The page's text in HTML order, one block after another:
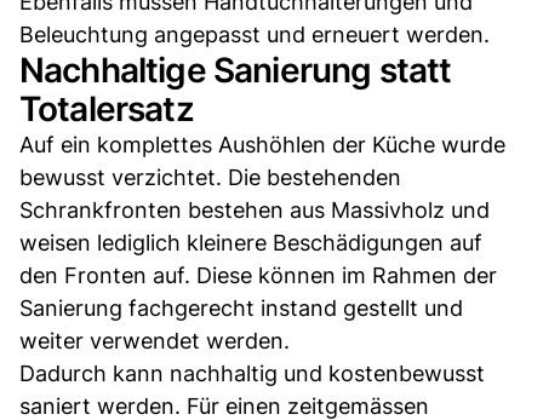
Beleuchtung angepasst und erneuert werden.
Nachhaltige Sanierung statt
Totalersatz
Auf ein komplettes Aushöhlen der Küche wurde
bewusst verzichtet. Die bestehenden
Schrankfronten bestehen aus Massivholz und
weisen lediglich kleinere Beschädigungen auf
den Fronten auf. Diese können im Rahmen der
Sanierung fachgerecht instand gestellt und
weiter verwendet werden.
Dadurch kann nachhaltig und kostenbewusst
saniert werden. Für einen zeitgemässen